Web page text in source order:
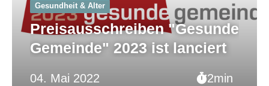
04. Mai 2022 2min
Gesundheit & Alter
Preisausschreiben "Gesunde
Gemeinde" 2023 ist lanciert